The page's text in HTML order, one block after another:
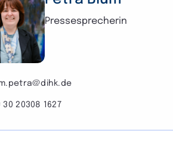
Pressesprecherin
30 20308 1627